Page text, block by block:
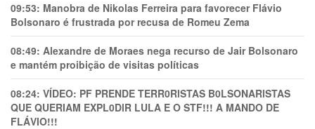
09:53: Manobra de Nikolas Ferreira para favorecer Flávio
Bolsonaro é frustrada por recusa de Romeu Zema
08:49: Alexandre de Moraes nega recurso de Jair Bolsonaro
e mantém proibição de visitas políticas
08:24: VÍDEO: PF PRENDE TERR0RlSTAS B0LSONARlSTAS
QUE QUERIAM EXPL0DlR LULA E O STF!!! A MANDO DE
FLÁVIO!!!